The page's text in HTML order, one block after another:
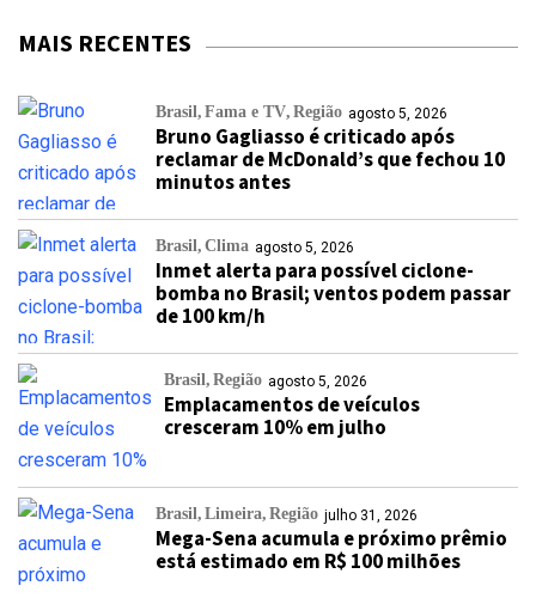
MAIS RECENTES
Brasil Fama e TV Região agosto 5, 2026
Bruno Gagliasso é criticado após
reclamar de McDonald’s que fechou 10
minutos antes
Brasil Clima agosto 5, 2026
Inmet alerta para possível ciclone-
bomba no Brasil; ventos podem passar
de 100 km/h
Brasil Região agosto 5, 2026
Emplacamentos de veículos
cresceram 10% em julho
Brasil Limeira Região julho 31, 2026
Mega-Sena acumula e próximo prêmio
está estimado em R$ 100 milhões